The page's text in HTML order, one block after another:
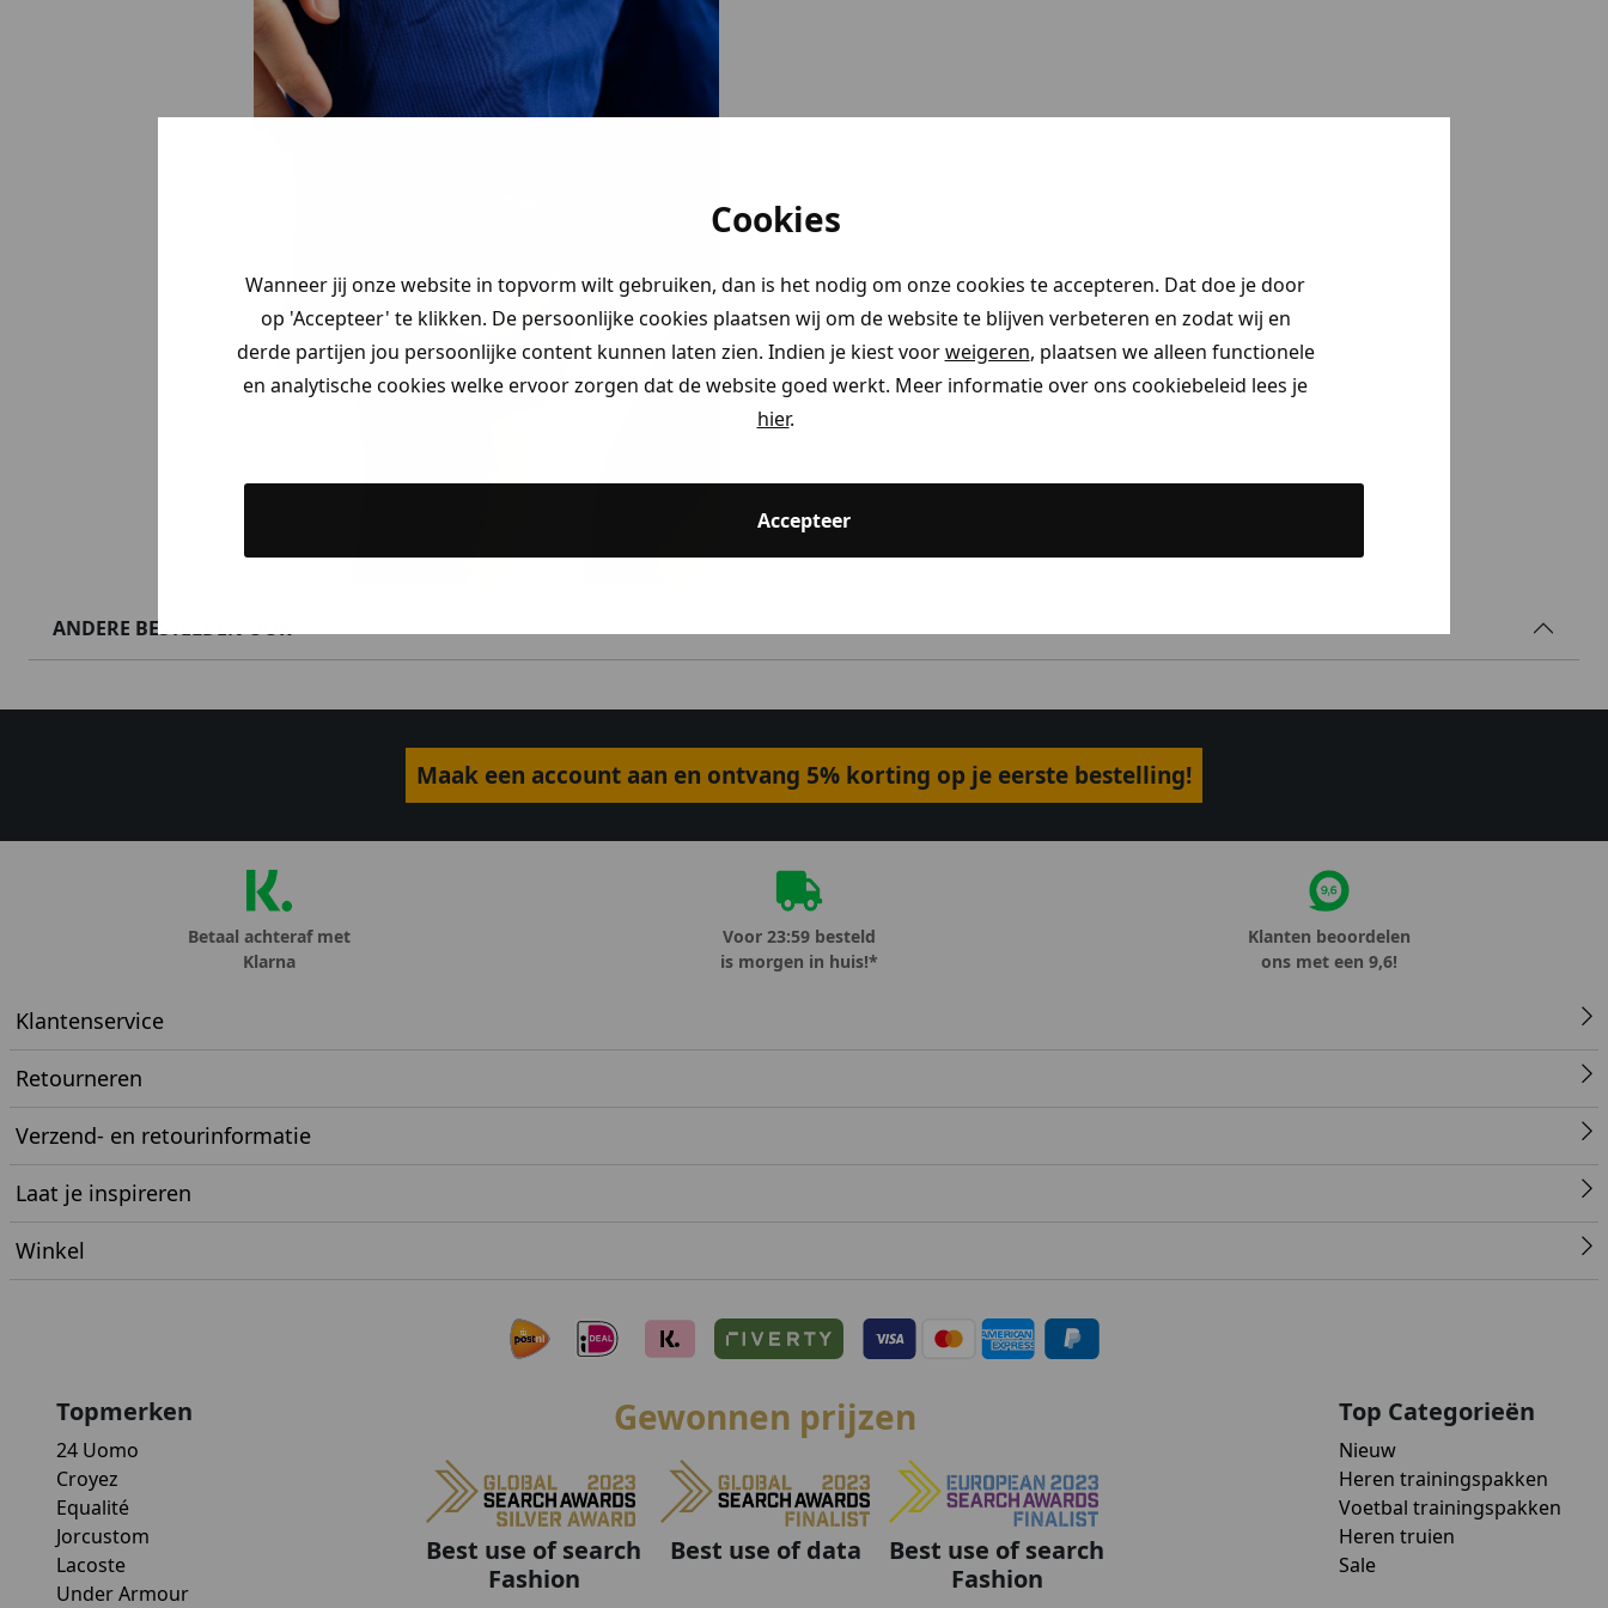
Cookies
Wanneer jij onze website in topvorm wilt gebruiken, dan is het nodig om onze cookies te accepteren. Dat doe je door
op 'Accepteer' te klikken. De persoonlijke cookies plaatsen wij om de website te blijven verbeteren en zodat wij en
derde partijen jou persoonlijke content kunnen laten zien. Indien je kiest voorweigeren, plaatsen we alleen functionele
en analytische cookies welke ervoor zorgen dat de website goed werkt. Meer informatie over ons cookiebeleid lees je
hier.
Accepteer
ANDERE BESTELDEN OOK
Maak een account aan en ontvang 5% korting op je eerste bestelling!
Betaal achteraf met
Klarna
Voor 23:59 besteld
is morgen in huis!*
Klanten beoordelen
ons met een 9,6!
Klantenservice
Retourneren
Verzend- en retourinformatie
Laat je inspireren
Winkel
Topmerken
24 Uomo
Croyez
Equalité
Jorcustom
Lacoste
Under Armour
Gewonnen prijzen
Best use of search
Fashion
Best use of data
Best use of search
Fashion
Top Categorieën
Nieuw
Heren trainingspakken
Voetbal trainingspakken
Heren truien
Sale